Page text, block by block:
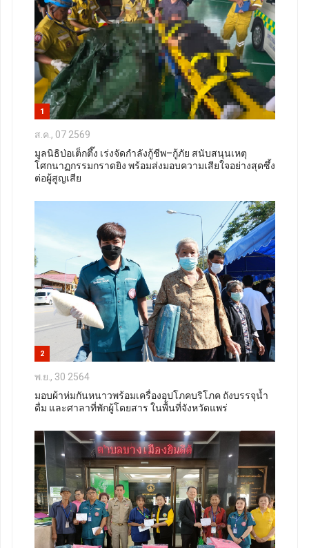
1
ส.ค., 07 2569
มูลนิธิป่อเต็กตึ๊ง เร่งจัดกำลังกู้ชีพ–กู้ภัย สนับสนุนเหตุ
โศกนาฏกรรมกราดยิง พร้อมส่งมอบความเสียใจอย่างสุดซึ้ง
ต่อผู้สูญเสีย
2
พ.ย., 30 2564
มอบผ้าห่มกันหนาวพร้อมเครื่องอุปโภคบริโภค ถังบรรจุน้ำ
ดื่ม และศาลาที่พักผู้โดยสาร ในพื้นที่จังหวัดแพร่